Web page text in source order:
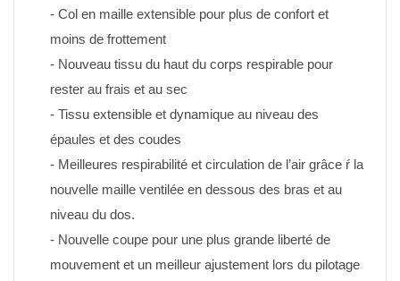
- Col en maille extensible pour plus de confort et
moins de frottement
- Nouveau tissu du haut du corps respirable pour
rester au frais et au sec
- Tissu extensible et dynamique au niveau des
épaules et des coudes
- Meilleures respirabilité et circulation de l’air grâce ŕ la
nouvelle maille ventilée en dessous des bras et au
niveau du dos.
- Nouvelle coupe pour une plus grande liberté de
mouvement et un meilleur ajustement lors du pilotage